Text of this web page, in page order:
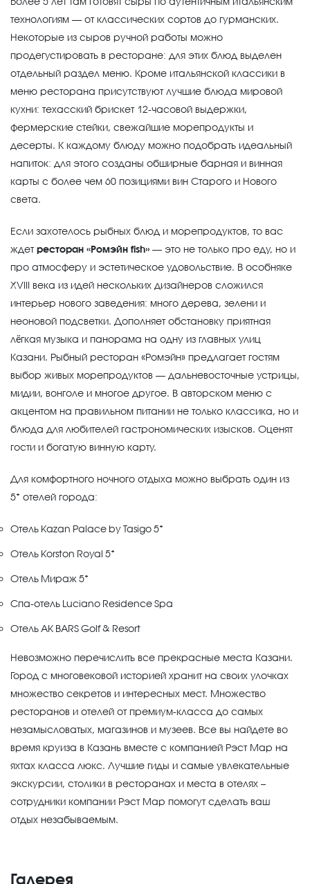
технологиям — от классических сортов до гурманских.
Некоторые из сыров ручной работы можно
продегустировать в ресторане: для этих блюд выделен
отдельный раздел меню. Кроме итальянской классики в
меню ресторана присутствуют лучшие блюда мировой
кухни: техасский брискет 12-часовой выдержки,
фермерские стейки, свежайшие морепродукты и
десерты. К каждому блюду можно подобрать идеальный
напиток: для этого созданы обширные барная и винная
карты с более чем 60 позициями вин Старого и Нового
света.
Если захотелось рыбных блюд и морепродуктов, то вас
ждетресторан «Ромэйн fish» — это не только про еду, но и
про атмосферу и эстетическое удовольствие. В особняке
XVIII века из идей нескольких дизайнеров сложился
интерьер нового заведения: много дерева, зелени и
неоновой подсветки. Дополняет обстановку приятная
лёгкая музыка и панорама на одну из главных улиц
Казани. Рыбный ресторан «Ромэйн» предлагает гостям
выбор живых морепродуктов — дальневосточные устрицы,
мидии, вонголе и многое другое. В авторском меню с
акцентом на правильном питании не только классика, но и
блюда для любителей гастрономических изысков. Оценят
гости и богатую винную карту.
Для комфортного ночного отдыха можно выбрать один из
5* отелей города:
Отель Kazan Palace by Tasigo 5*
Отель Korston Royal 5*
Отель Мираж 5*
Спа-отель Luciano Residence Spa
Отель AK BARS Golf & Resort
Невозможно перечислить все прекрасные места Казани.
Город с многовековой историей хранит на своих улочках
множество секретов и интересных мест. Множество
ресторанов и отелей от премиум-класса до самых
незамысловатых, магазинов и музеев. Все вы найдете во
время круиза в Казань вместе с компанией Рэст Мар на
яхтах класса люкс. Лучшие гиды и самые увлекательные
экскурсии, столики в ресторанах и места в отелях –
сотрудники компании Рэст Мар помогут сделать ваш
отдых незабываемым.
Галерея